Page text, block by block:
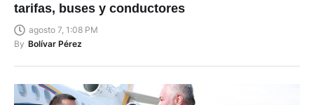
tarifas, buses y conductores
agosto 7, 1:08 PM
By Bolívar Pérez